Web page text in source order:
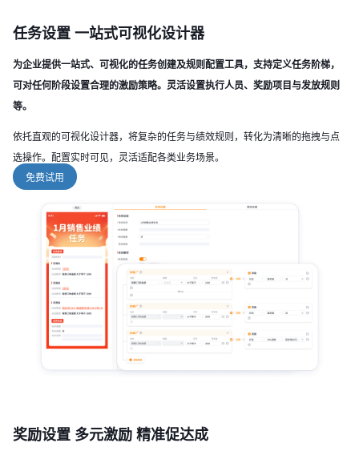
任务设置 一站式可视化设计器
为企业提供一站式、可视化的任务创建及规则配置工具，支持定义任务阶梯，
可对任何阶段设置合理的激励策略。灵活设置执行人员、奖励项目与发放规则
等。
依托直观的可视化设计器，将复杂的任务与绩效规则，转化为清晰的拖拽与点
选操作。配置实时可见，灵活适配各类业务场景。
免费试用
奖励设置 多元激励 精准促达成